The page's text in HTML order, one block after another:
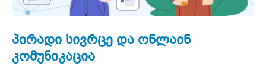
პირადი სივრცე და ონლაინ
კომუნიკაცია